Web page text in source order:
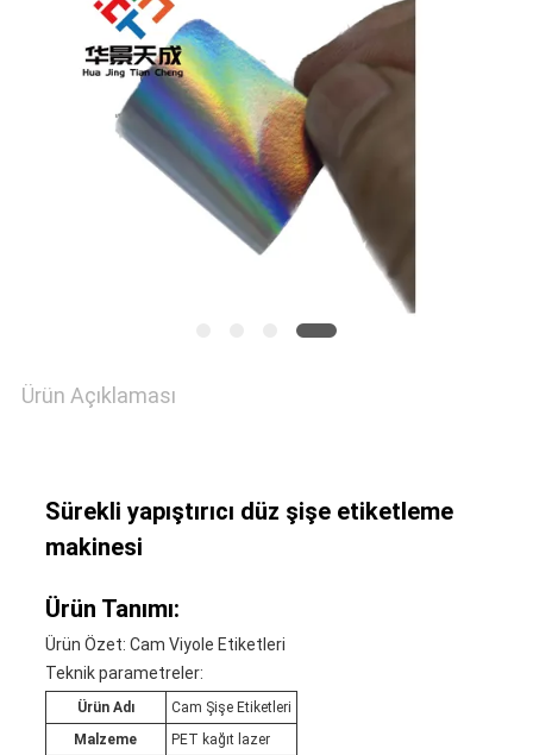
HARITASI
PRIVACY
Ürün Açıklaması
Sürekli yapıştırıcı düz şişe etiketleme
makinesi
Ürün Tanımı:
Ürün Özet: Cam Viyole Etiketleri
Teknik parametreler:
Ürün Adı
Cam Şişe Etiketleri
Malzeme
PET kağıt lazer